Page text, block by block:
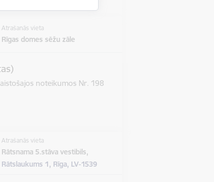
Atrašanās vieta
Rīgas domes sēžu zāle
noteikumos Nr. 198
Atrašanās vieta
Rātsnama 5.stāva vestibils,
Rātslaukums 1, Rīga, LV-1539